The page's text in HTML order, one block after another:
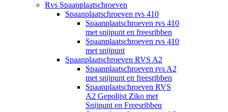
Rvs Spaanplaatschroeven
Spaanplaatschroeven rvs 410
Spaanplaatschroeven rvs 410
met snijpunt en freesribben
Spaanplaatschroeven rvs 410
met snijpunt
Spaanplaatschroeven RVS A2
Spaanplaatschroeven rvs A2
met snijpunt en freesribben
Spaanplaatschroeven RVS
A2 Gepolijst Ziko met
Snijpunt en Freesribben